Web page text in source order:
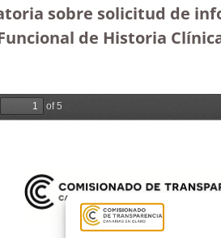
sobre solicitud de
de Historia